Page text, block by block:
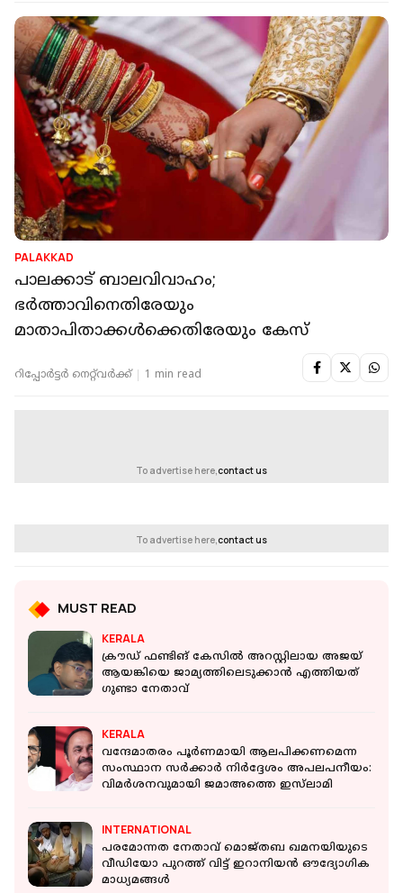
PALAKKAD
പാലക്കാട് ബാലവിവാഹം;
ഭർത്താവിനെതിരേയും
മാതാപിതാക്കൾക്കെതിരേയും കേസ്
റിപ്പോർട്ടർ നെറ്റ്‌വര്‍ക്ക്‌ 1 min read
To advertise here,contact us
To advertise here,contact us
MUST READ
KERALA
ക്രൗഡ് ഫണ്ടിങ് കേസിൽ അറസ്റ്റിലായ അജയ്
ആയങ്കിയെ ജാമ്യത്തിലെടുക്കാൻ എത്തിയത്
ഗുണ്ടാ നേതാവ്
KERALA
വന്ദേമാതരം പൂർണമായി ആലപിക്കണമെന്ന
സംസ്ഥാന സർക്കാർ നിർദ്ദേശം അപലപനീയം:
വിമർശനവുമായി ജമാഅത്തെ ഇസ്‌ലാമി
INTERNATIONAL
പരമോന്നത നേതാവ് മൊജ്തബ ഖമനയിയുടെ
വീഡിയോ പുറത്ത് വിട്ട് ഇറാനിയൻ ഔദ്യോ​ഗിക
മാധ്യമങ്ങൾ